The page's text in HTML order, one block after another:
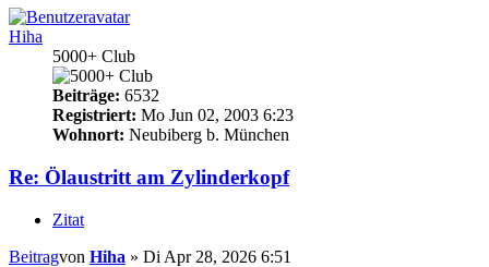
Hiha
5000+ Club
Beiträge: 6532
Registriert: Mo Jun 02, 2003 6:23
Wohnort: Neubiberg b. München
Re: Ölaustritt am Zylinderkopf
Zitat
Beitragvon Hiha » Di Apr 28, 2026 6:51